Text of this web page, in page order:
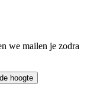
we mailen je zodra
hoogte